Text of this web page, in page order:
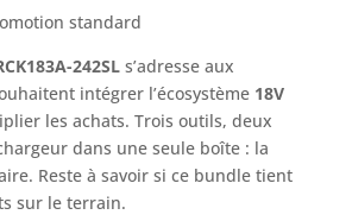
242SLs’adresse aux
intégrer l’écosystème 18V
les achats. Trois outils, deux
dans une seule boîte : la
Reste à savoir si ce bundle tient
sur le terrain.